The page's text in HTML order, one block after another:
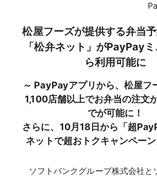
松屋フーズが提供する弁当
「松弁ネット」がPayPay
ら利用可能に
～ PayPayアプリから、松屋フ
1,100店舗以上でお弁当の注文
でが可能に！
さらに、10月18日から「超
ネットで超おトクキャンペー
ソフトバンクグループ株式会社と